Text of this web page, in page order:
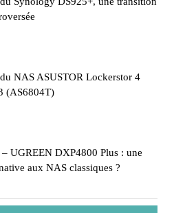
NAS ASUSTOR Lockerstor 4
(AS6804T)
UGREEN DXP4800 Plus : une
aux NAS classiques ?